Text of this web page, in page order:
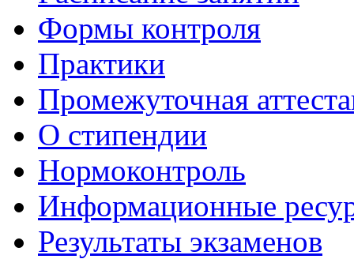
Формы контроля
Практики
Промежуточная
О стипендии
Нормоконтроль
Информационные
Результаты экзаменов